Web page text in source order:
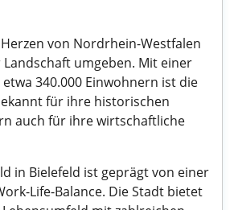
von Nordrhein-Westfalen
umgeben. Mit einer
340.000 Einwohnern ist die
für ihre historischen
auch für ihre wirtschaftliche
in Bielefeld ist geprägt von einer
Life-Balance. Die Stadt bietet